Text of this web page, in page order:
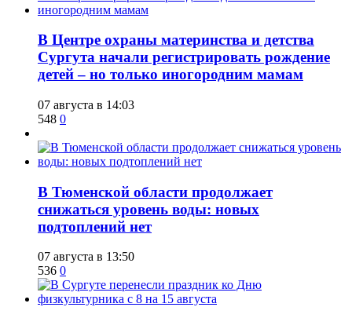
​В Центре охраны материнства и детства
Сургута начали регистрировать рождение
детей – но только иногородним мамам
07 августа в 14:03
548 0
​В Тюменской области продолжает
снижаться уровень воды: новых
подтоплений нет
07 августа в 13:50
536 0